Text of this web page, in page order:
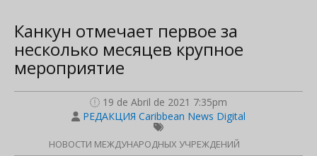
Канкун отмечает первое за
несколько месяцев крупное
мероприятие
19 de Abril de 2021 7:35pm
РЕДАКЦИЯ Caribbean News Digital
НОВОСТИ МЕЖДУНАРОДНЫХ УЧРЕЖДЕНИЙ